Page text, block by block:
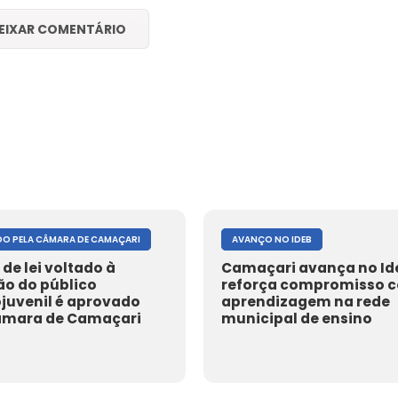
COMENTÁRIO
PELA CÂMARA DE CAMAÇARI
lei voltado à
do público
é aprovado
de Camaçari
AVANÇO NO IDEB
Camaçari avança no
reforça compromisso
aprendizagem na rede
municipal de ensino